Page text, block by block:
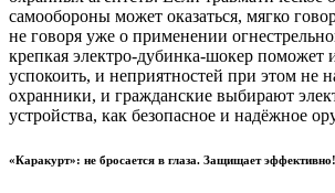
самообороны может оказаться, мягко
не говоря уже о применении
крепкая электро-дубинка-шокер поможет
успокоить, и неприятностей при этом не
охранники, и гражданские выбирают
устройства, как безопасное и надёжное
«Каракурт»: не бросается в глаза. Защищает эффективно!